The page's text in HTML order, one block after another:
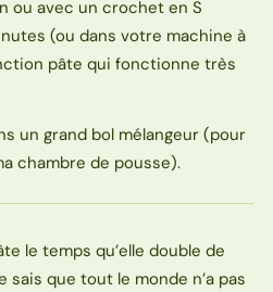
ou avec un crochet en S
(ou dans votre machine à
pâte qui fonctionne très
un grand bol mélangeur (pour
chambre de pousse).
le temps qu’elle double de
sais que tout le monde n’a pas